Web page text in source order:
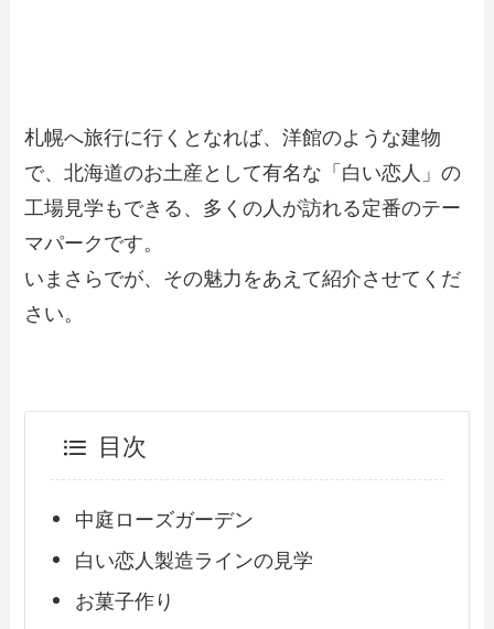
札幌へ旅行に行くとなれば、洋館のような建物
で、北海道のお土産として有名な「白い恋人」の
工場見学もできる、多くの人が訪れる定番のテー
マパークです。
いまさらでが、その魅力をあえて紹介させてくだ
さい。
目次
中庭ローズガーデン
白い恋人製造ラインの見学
お菓子作り